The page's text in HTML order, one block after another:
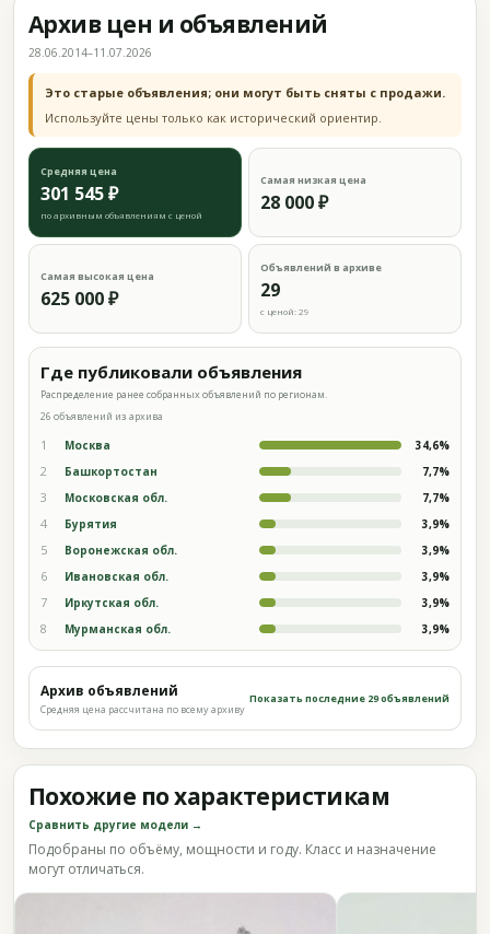
Архив цен и объявлений
28.06.2014–11.07.2026
Это старые объявления; они могут быть сняты с продажи.
Используйте цены только как исторический ориентир.
Средняя цена
301 545 ₽
по архивным объявлениям с ценой
Самая низкая цена
28 000 ₽
Самая высокая цена
625 000 ₽
Объявлений в архиве
29
с ценой: 29
Где публиковали объявления
Распределение ранее собранных объявлений по регионам.
26 объявлений из архива
1 Москва 34,6%
2 Башкортостан 7,7%
3 Московская обл. 7,7%
4 Бурятия 3,9%
5 Воронежская обл. 3,9%
6 Ивановская обл. 3,9%
7 Иркутская обл. 3,9%
8 Мурманская обл. 3,9%
Архив объявлений
Средняя цена рассчитана по всему архиву
Показать последние 29 объявлений
Похожие по характеристикам
Сравнить другие модели →
Подобраны по объёму, мощности и году. Класс и назначение
могут отличаться.